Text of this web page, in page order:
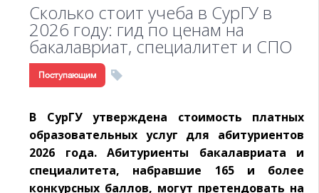
Сколько стоит учеба в СурГУ в
2026 году: гид по ценам на
бакалавриат, специалитет и СПО
Поступающим
В СурГУ утверждена стоимость платных
образовательных услуг для абитуриентов
2026 года. Абитуриенты бакалавриата и
специалитета, набравшие 165 и более
конкурсных баллов, могут претендовать на